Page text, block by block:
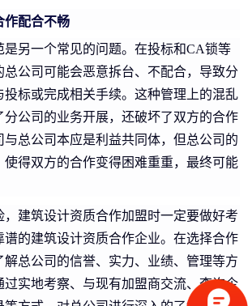
作配合不畅
是另一个常见的问题。在投标和CA锁等
总公司可能会恶意拆台、不配合，导致分
投标或完成相关手续。这种管理上的混乱
分公司的业务开展，还破坏了双方的合作
与总公司本应是利益共同体，但总公司的
使得双方的合作变得困难重重，最终可能
，建筑设计资质合作加盟时一定要做好考
谱的建筑设计资质合作企业。在选择合作
解总公司的信誉、实力、业绩、管理等方
过实地考察、与现有加盟商交流、查询企